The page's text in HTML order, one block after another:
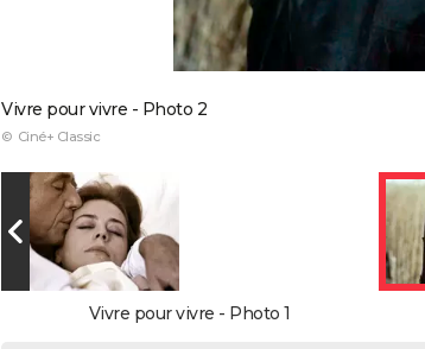
Vivre pour vivre - Photo 2
© Ciné+ Classic
Vivre pour vivre - Photo 1